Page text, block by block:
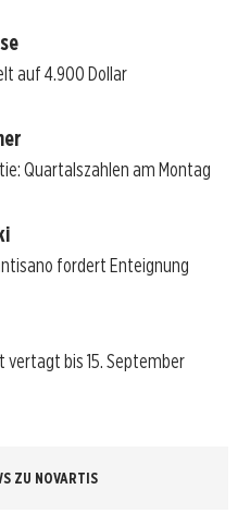
auf 4.900 Dollar
Quartalszahlen am Montag
fordert Enteignung
vertagt bis 15. September
ZU NOVARTIS